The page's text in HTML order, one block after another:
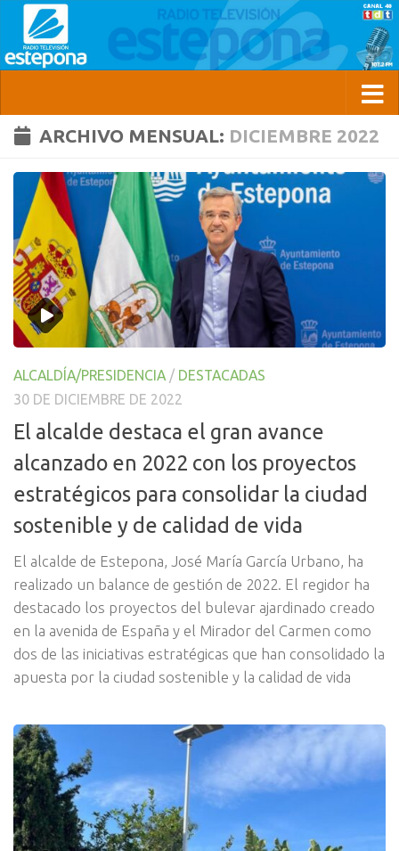
ARCHIVO MENSUAL: DICIEMBRE 2022
ALCALDÍA/PRESIDENCIA / DESTACADAS
30 DE DICIEMBRE DE 2022
El alcalde destaca el gran avance
alcanzado en 2022 con los proyectos
estratégicos para consolidar la ciudad
sostenible y de calidad de vida
El alcalde de Estepona, José María García Urbano, ha
realizado un balance de gestión de 2022. El regidor ha
destacado los proyectos del bulevar ajardinado creado
en la avenida de España y el Mirador del Carmen como
dos de las iniciativas estratégicas que han consolidado la
apuesta por la ciudad sostenible y la calidad de vida